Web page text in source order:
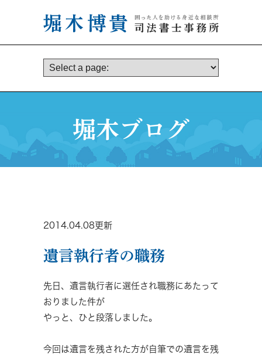
堀木ブログ
2014.04.08更新
遺言執行者の職務
先日、遺言執行者に選任され職務にあたって
おりました件が
やっと、ひと段落しました。
今回は遺言を残された方が自筆での遺言を残